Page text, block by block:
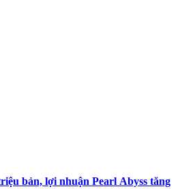
bản, lợi nhuận Pearl Abyss tăng